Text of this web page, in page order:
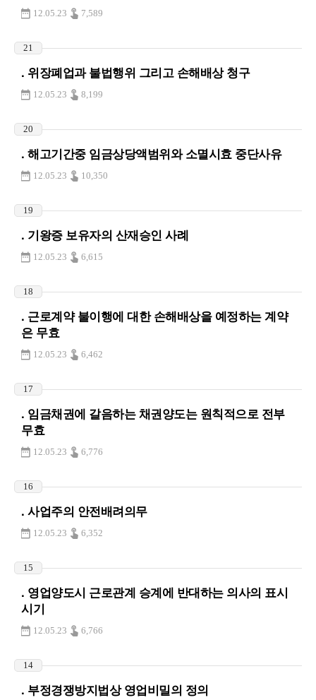
12.05.23 7,589
21
. 위장폐업과 불법행위 그리고 손해배상 청구
12.05.23 8,199
20
. 해고기간중 임금상당액범위와 소멸시효 중단사유
12.05.23 10,350
19
. 기왕증 보유자의 산재승인 사례
12.05.23 6,615
18
. 근로계약 불이행에 대한 손해배상을 예정하는 계약
은 무효
12.05.23 6,462
17
. 임금채권에 갈음하는 채권양도는 원칙적으로 전부
무효
12.05.23 6,776
16
. 사업주의 안전배려의무
12.05.23 6,352
15
. 영업양도시 근로관계 승계에 반대하는 의사의 표시
시기
12.05.23 6,766
14
. 부정경쟁방지법상 영업비밀의 정의